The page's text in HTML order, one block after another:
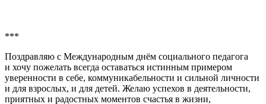
***
Поздравляю с Международным днём социального педагога
и хочу пожелать всегда оставаться истинным примером
уверенности в себе, коммуникабельности и сильной личности
и для взрослых, и для детей. Желаю успехов в деятельности,
приятных и радостных моментов счастья в жизни,